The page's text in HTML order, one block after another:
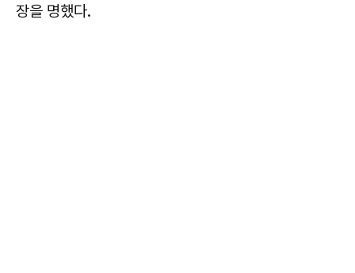
장을 명했다.